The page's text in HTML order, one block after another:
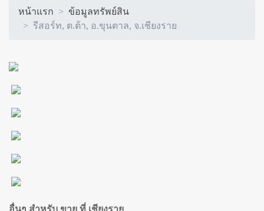
หน้าแรก
ข้อมูลทรัพย์สิน
รีสอร์ท, ต.ต้า, อ.ขุนตาล, จ.เชียงราย